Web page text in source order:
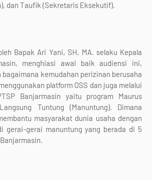
dan Taufik (Sekretaris Eksekutif).
Bapak Ari Yani, SH, MA. selaku Kepala
menghiasi awal baik audiensi ini,
bagaimana kemudahan perizinan berusaha
platform OSS dan juga melalui
Banjarmasin yaitu program Maurus
Tuntung (Manuntung). Dimana
masyarakat dunia usaha dengan
gerai-gerai manuntung yang berada di 5